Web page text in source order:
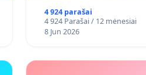
4 924 parašai
4 924 Parašai / 12 mėnesiai
8 Jun 2026